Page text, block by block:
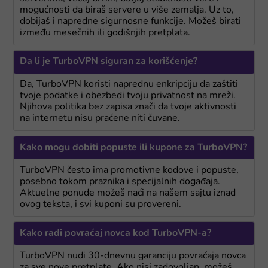
mogućnosti da biraš servere u više zemalja. Uz to,
dobijaš i napredne sigurnosne funkcije. Možeš birati
između mesečnih ili godišnjih pretplata.
Da li je TurboVPN siguran za korišćenje?
Da, TurboVPN koristi naprednu enkripciju da zaštiti
tvoje podatke i obezbedi tvoju privatnost na mreži.
Njihova politika bez zapisa znači da tvoje aktivnosti
na internetu nisu praćene niti čuvane.
Kako mogu dobiti popuste ili kupone za TurboVPN?
TurboVPN često ima promotivne kodove i popuste,
posebno tokom praznika i specijalnih događaja.
Aktuelne ponude možeš naći na našem sajtu iznad
ovog teksta, i svi kuponi su provereni.
Kako radi povraćaj novca kod TurboVPN-a?
TurboVPN nudi 30-dnevnu garanciju povraćaja novca